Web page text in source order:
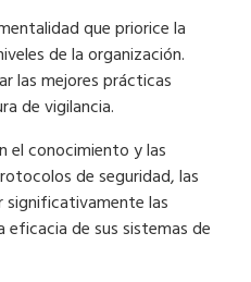
que priorice la
de la organización.
las mejores prácticas
de vigilancia.
el conocimiento y las
de seguridad, las
significativamente las
eficacia de sus sistemas de